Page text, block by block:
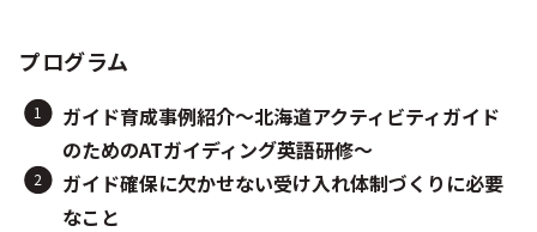
プログラム
ガイド育成事例紹介～北海道アクティビティガイド
のためのATガイディング英語研修～
ガイド確保に欠かせない受け入れ体制づくりに必要
なこと